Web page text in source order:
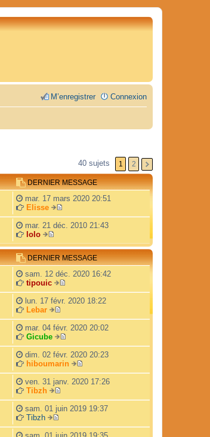
Connexion
M’enregistrer
40 sujets 1 2
DERNIER MESSAGE
mar. 17 mars 2020 20:51
Elisse
V
o
r
l
e
d
e
r
n
i
r
m
e
s
s
a
g
e
mar. 21 déc. 2010 21:43
lolo
V
o
i
r
e
d
e
r
n
i
e
r
m
e
s
s
a
g
e
DERNIER MESSAGE
sam. 12 déc. 2020 16:42
tipouic
V
o
r
l
e
d
e
r
n
i
r
m
s
s
lun. 17 févr. 2020 18:22
Lebar
V
o
i
r
l
e
d
e
n
i
r
m
mar. 04 févr. 2020 20:02
Gicube
V
o
i
r
l
d
e
n
i
dim. 02 févr. 2020 20:23
hiboumarin
V
o
r
l
d
e
ven. 31 janv. 2020 17:26
Tibzh
V
o
r
l
sam. 01 juin 2019 19:37
Tibzh
V
o